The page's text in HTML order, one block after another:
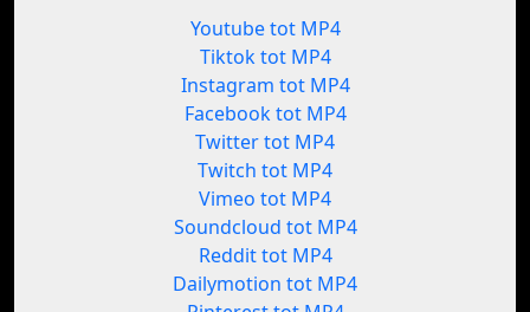
Youtube tot MP4
Tiktok tot MP4
Instagram tot MP4
Facebook tot MP4
Twitter tot MP4
Twitch tot MP4
Vimeo tot MP4
Soundcloud tot MP4
Reddit tot MP4
Dailymotion tot MP4